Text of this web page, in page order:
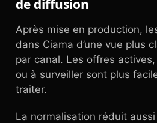
de diffusion
Après mise en production,
dans Ciama d’une vue plus
par canal. Les offres
ou à surveiller sont plus
traiter.
La normalisation réduit